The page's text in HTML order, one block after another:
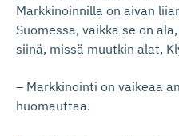
Markkinoinnilla on aivan
Suomessa, vaikka se on
siinä, missä muutkin alat,
– Markkinointi on vaikeaa
huomauttaa.